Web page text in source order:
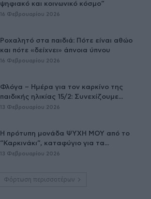
ψηφιακό και κοινωνικό κόσμο”
16 Φεβρουαρίου 2026
Ροχαλητό στα παιδιά: Πότε είναι αθώο
και πότε «δείχνει» άπνοια ύπνου
16 Φεβρουαρίου 2026
Φλόγα – Ημέρα για τον καρκίνο της
παιδικής ηλικίας 15/2: Συνεχίζουμε...
13 Φεβρουαρίου 2026
Η πρότυπη μονάδα ΨΥΧΗ ΜΟΥ από το
“Καρκινάκι”, καταφύγιο για τα...
13 Φεβρουαρίου 2026
Φόρτωση περισσοτέρων